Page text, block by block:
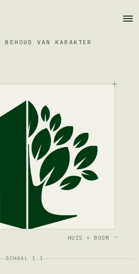
BEHOUD VAN KARAKTER
HUIS + BOOM
SCHAAL 1:1